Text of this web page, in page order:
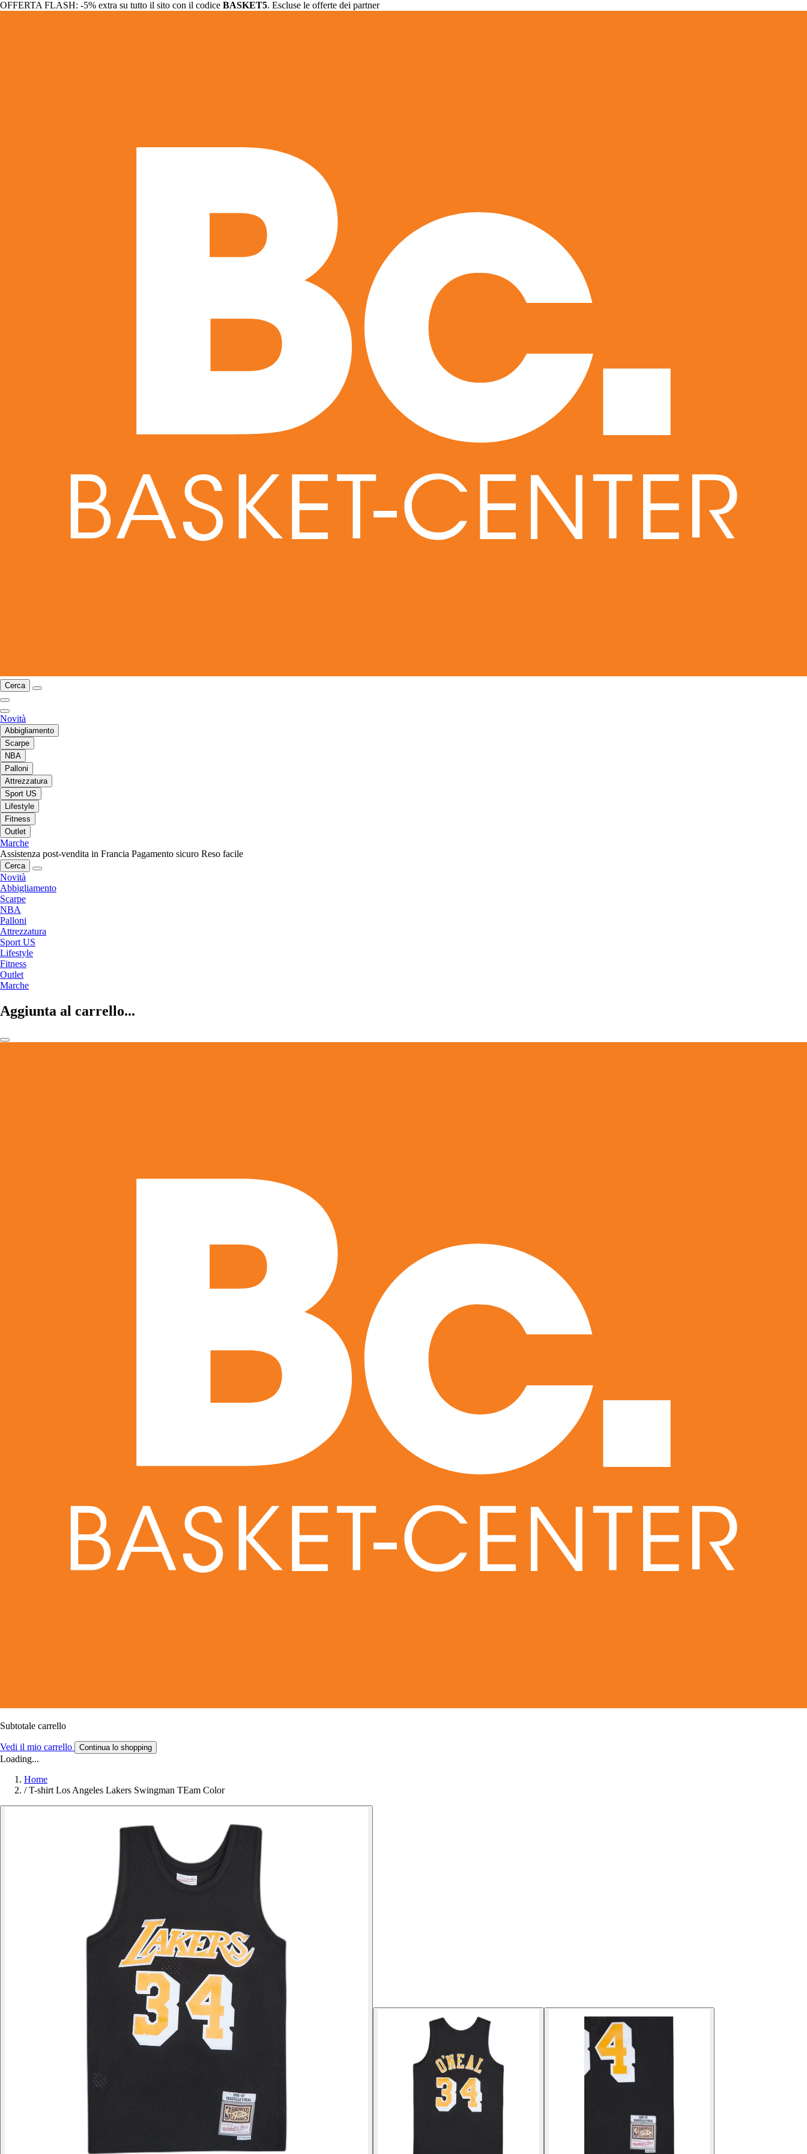
OFFERTA FLASH: -5% extra su tutto il sito con il codice BASKET5. Escluse le offerte dei partner
Cerca
Novità
Abbigliamento
Scarpe
NBA
Palloni
Attrezzatura
Sport US
Lifestyle
Fitness
Outlet
Marche
Assistenza post-vendita in Francia Pagamento sicuro Reso facile
Cerca
Novità
Abbigliamento
Scarpe
NBA
Palloni
Attrezzatura
Sport US
Lifestyle
Fitness
Outlet
Marche
Aggiunta al carrello...
Subtotale carrello
Vedi il mio carrello Continua lo shopping
Loading...
Home
/ T-shirt Los Angeles Lakers Swingman TEam Color